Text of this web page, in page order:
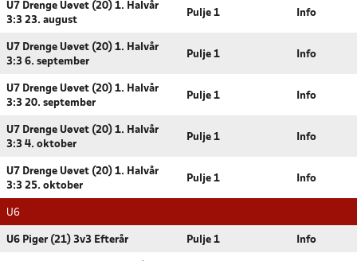
U7 Drenge Uøvet (20) 1. Halvår
3:3 23. august
Pulje 1 Info
U7 Drenge Uøvet (20) 1. Halvår
3:3 6. september
Pulje 1 Info
U7 Drenge Uøvet (20) 1. Halvår
3:3 20. september
Pulje 1 Info
U7 Drenge Uøvet (20) 1. Halvår
3:3 4. oktober
Pulje 1 Info
U7 Drenge Uøvet (20) 1. Halvår
3:3 25. oktober
Pulje 1 Info
U6
U6 Piger (21) 3v3 Efterår Pulje 1 Info